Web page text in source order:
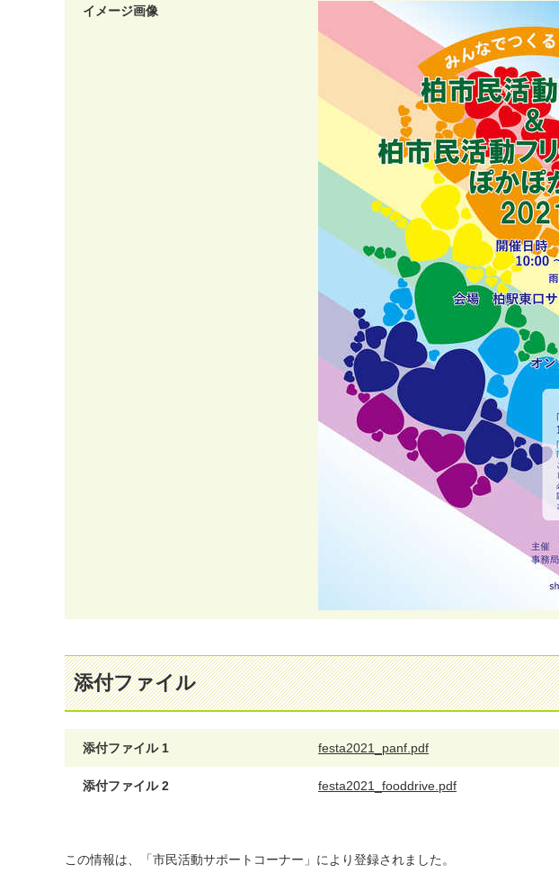
イメージ画像
添付ファイル
添付ファイル 1 festa2021_panf.pdf
添付ファイル 2 festa2021_fooddrive.pdf
この情報は、「市民活動サポートコーナー」により登録されました。